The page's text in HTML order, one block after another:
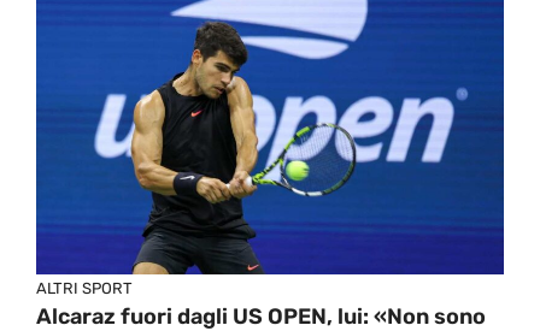
ALTRI SPORT
Alcaraz fuori dagli US OPEN, lui: «Non sono